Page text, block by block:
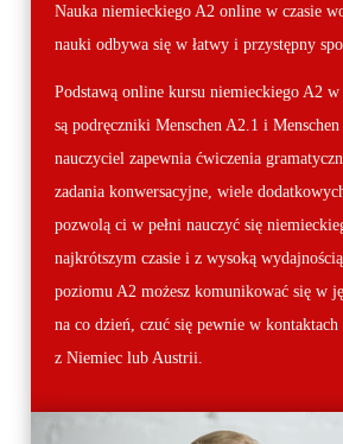
Nauka niemieckiego A2 online w czasie
nauki odbywa się w łatwy i przystępny
Podstawą online kursu niemieckiego A2
są podręczniki Menschen A2.1 i
nauczyciel zapewnia ćwiczenia
zadania konwersacyjne, wiele
pozwolą ci w pełni nauczyć się
najkrótszym czasie i z wysoką
poziomu A2 możesz komunikować się w
na co dzień, czuć się pewnie w kontaktach
z Niemiec lub Austrii.